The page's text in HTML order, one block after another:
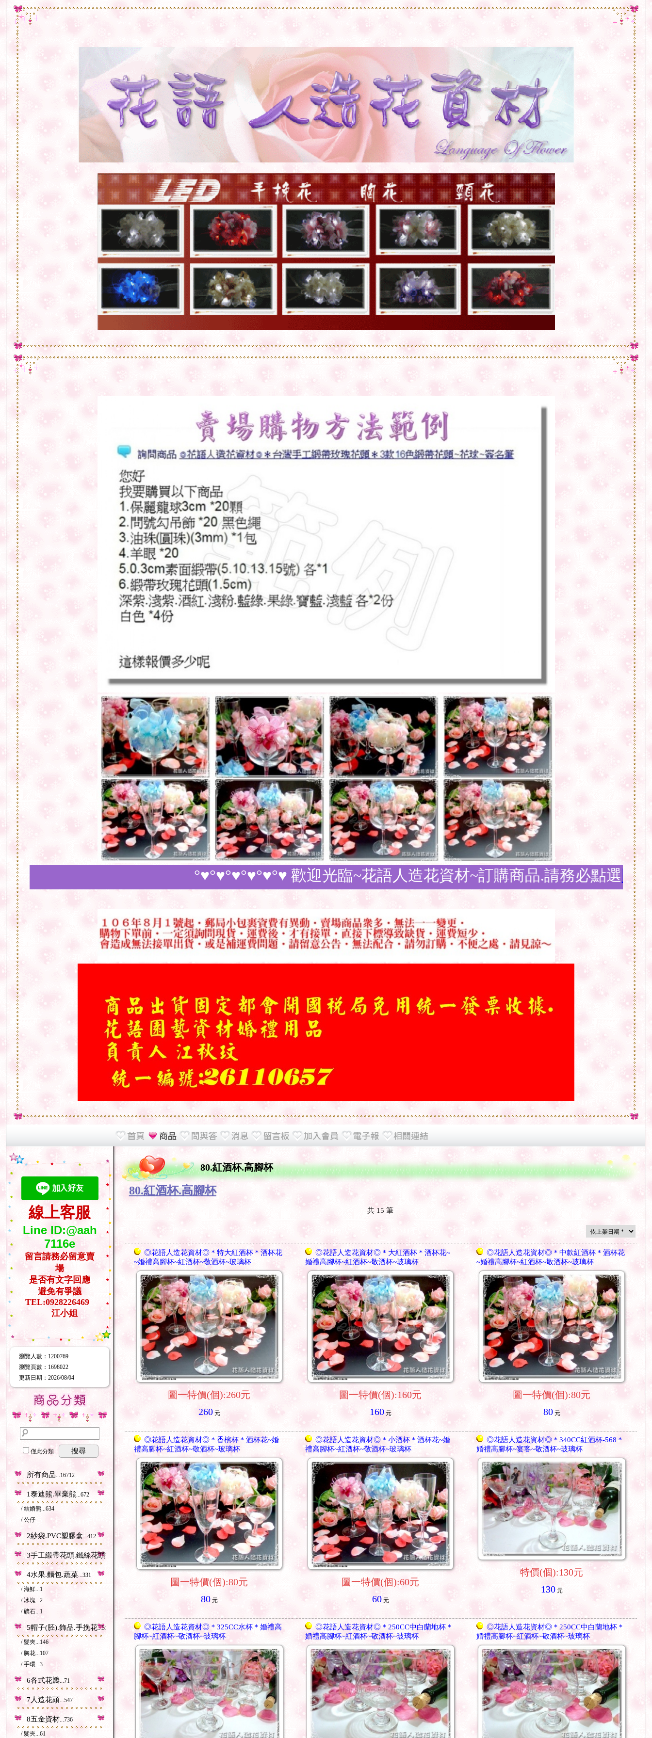
°♥°♥°♥°♥°♥°♥ 歡迎光臨~花語人造花資材~訂購商品.請務必點選問與答購物須知說
線上客服
Line ID:@aah
7116e
留言請務必留意賣
場
是否有文字回應
避免有爭議
TEL:0928226469
江小姐
瀏覽人數 ： 1200769
瀏覽頁數 ： 1698022
更新日期 ：2026/08/04
僅此分類 搜尋
所有商品 ...16712
1泰迪熊.畢業熊 ...672
/ 結婚熊...634
/ 公仔
2紗袋.PVC塑膠盒 ...412
3手工緞帶花頭.鐵絲花頭等
4水果.麵包.蔬菜 ...331
/ 海鮮...1
/ 冰塊...2
/ 礦石...1
5帽子(胚).飾品.手挽花...518
/ 髮夾...146
/ 胸花...107
/ 手環...3
6各式花瓣 ...71
7人造花頭 ...547
8五金資材 ...736
/ 髮夾...61
80.紅酒杯.高腳杯
80.紅酒杯.高腳杯
共 15筆
◎花語人造花資材◎＊特大紅酒杯＊酒杯花
~婚禮高腳杯~紅酒杯~敬酒杯~玻璃杯
圖一特價(個):260元
260元
◎花語人造花資材◎＊大紅酒杯＊酒杯花~
婚禮高腳杯~紅酒杯~敬酒杯~玻璃杯
圖一特價(個):160元
160元
◎花語人造花資材◎＊中款紅酒杯＊酒杯花
~婚禮高腳杯~紅酒杯~敬酒杯~玻璃杯
圖一特價(個):80元
80元
◎花語人造花資材◎＊香檳杯＊酒杯花~婚
禮高腳杯~紅酒杯~敬酒杯~玻璃杯
圖一特價(個):80元
80元
◎花語人造花資材◎＊小酒杯＊酒杯花~婚
禮高腳杯~紅酒杯~敬酒杯~玻璃杯
圖一特價(個):60元
60元
◎花語人造花資材◎＊340CC紅酒杯-568＊
婚禮高腳杯~宴客~敬酒杯~玻璃杯
特價(個):130元
130元
◎花語人造花資材◎＊325CC水杯＊婚禮高
腳杯~紅酒杯~敬酒杯~玻璃杯
◎花語人造花資材◎＊250CC中白蘭地杯＊
婚禮高腳杯~紅酒杯~敬酒杯~玻璃杯
◎花語人造花資材◎＊250CC中白蘭地杯＊
婚禮高腳杯~紅酒杯~敬酒杯~玻璃杯